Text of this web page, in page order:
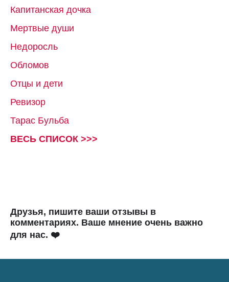
Капитанская дочка
Мертвые души
Недоросль
Обломов
Отцы и дети
Ревизор
Тарас Бульба
ВЕСЬ СПИСОК >>>
Друзья, пишите ваши отзывы в
комментариях. Ваше мнение очень важно
для нас. ❤️